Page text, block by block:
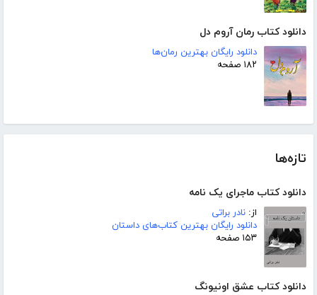
دانلود کتاب رمان آروم دل
دانلود رایگان بهترین رمان‌ها
۱۸۲ صفحه
تازه‌ها
دانلود کتاب ماجرای یک نامه
از: نادر براتی
دانلود رایگان بهترین کتاب‌های داستان
۱۵۳ صفحه
دانلود کتاب عشق اونیونگ